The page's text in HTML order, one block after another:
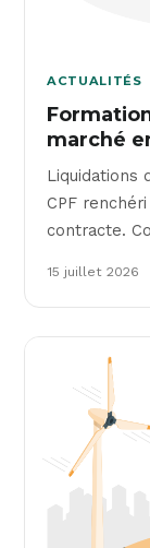
ACTUALITÉS
marché
Liquidations
CPF
contracte.
15 juillet 2026